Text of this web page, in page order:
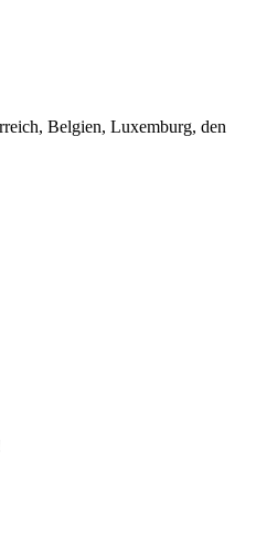
Belgien, Luxemburg, den